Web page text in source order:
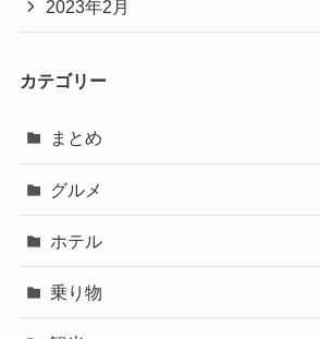
2023年2月
カテゴリー
まとめ
グルメ
ホテル
乗り物